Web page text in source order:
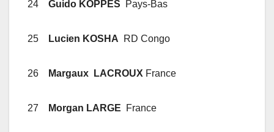
24 Guido KOPPES Pays-Bas
25 Lucien KOSHA RD Congo
26 Margaux LACROUX France
27 Morgan LARGE France